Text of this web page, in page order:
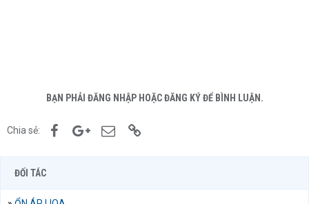
BẠN PHẢI ĐĂNG NHẬP HOẶC ĐĂNG KÝ ĐỂ BÌNH LUẬN.
Chia sẻ: FacebookGoogle+Email
ĐỐI TÁC